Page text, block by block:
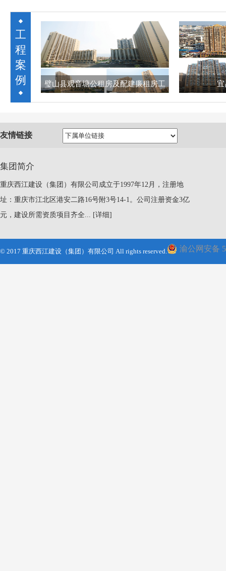
工
程
案
例
璧山县观音塘公租房及配建廉租房工
程
宜
友情链接
集团简介
重庆西江建设（集团）有限公司成立于1997年12月，注册地
址：重庆市江北区港安二路16号附3号14-1。公司注册资金3亿
元，建设所需资质项目齐全... [详细]
© 2017 重庆西江建设（集团）有限公司 All rights reserved. 渝公网安备